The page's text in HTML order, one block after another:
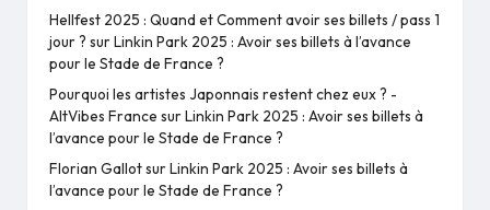
Hellfest 2025 : Quand et Comment avoir ses billets / pass 1
jour ? surLinkin Park 2025 : Avoir ses billets à l’avance
pour le Stade de France ?
Pourquoi les artistes Japonnais restent chez eux ? -
AltVibes France surLinkin Park 2025 : Avoir ses billets à
l’avance pour le Stade de France ?
Florian GallotsurLinkin Park 2025 : Avoir ses billets à
l’avance pour le Stade de France ?